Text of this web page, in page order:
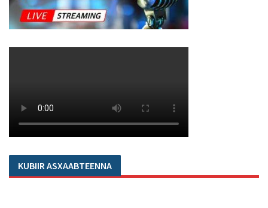
KUBIIR ASXAABTEENNA